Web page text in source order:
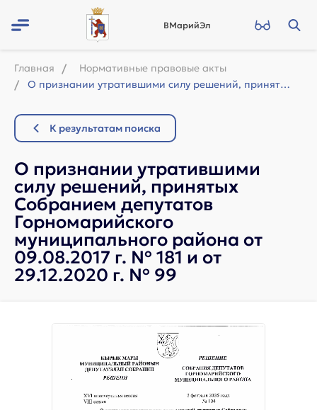
ВМарийЭл
Главная
Нормативные правовые акты
О признании утратившими силу решений, принятых Собранием депутатов Горномарийско...
К результатам поиска
О признании утратившими
силу решений, принятых
Собранием депутатов
Горномарийского
муниципального района от
09.08.2017 г. № 181 и от
29.12.2020 г. № 99